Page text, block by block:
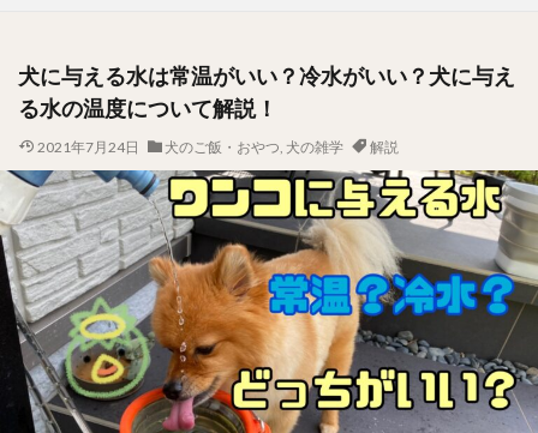
犬に与える水は常温がいい？冷水がいい？犬に与え
る水の温度について解説！
2021年7月24日 犬のご飯・おやつ, 犬の雑学 解説